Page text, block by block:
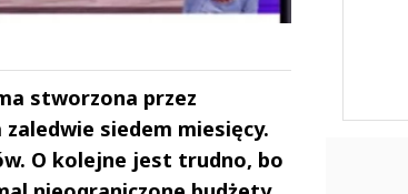
stworzona przez
siedem miesięcy.
O kolejne jest trudno, bo